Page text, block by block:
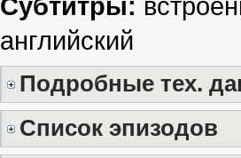
Субтитры:
английский
Подробные тех.
Список эпизодов